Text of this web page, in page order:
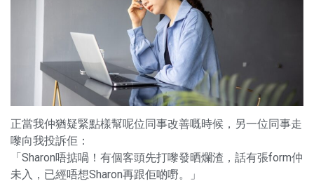
正當我仲猶疑緊點樣幫呢位同事改善嘅時候，另一位同事走
嚟向我投訴佢：
「Sharon唔掂喎！有個客頭先打嚟發晒爛渣，話有張form仲
未入，已經唔想Sharon再跟佢啲嘢。」